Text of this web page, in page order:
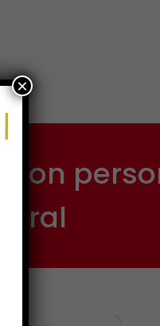
con
×